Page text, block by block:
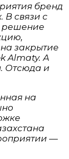
бренд
В связи с
решение
закрытие
Almaty. А
Отсюда и
на
—